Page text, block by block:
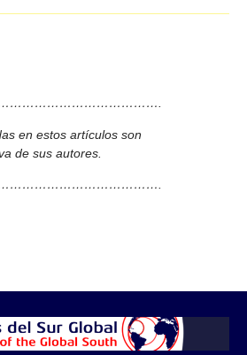
en estos artículos son
de sus autores.